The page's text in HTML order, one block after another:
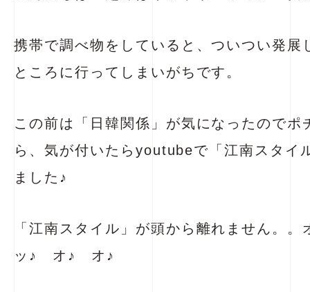
携帯で調べ物をしていると、ついつい発展
ところに行ってしまいがちです。
この前は「日韓関係」が気になったのでポ
ら、気が付いたらyoutubeで「江南スタイ
ました♪
「江南スタイル」が頭から離れません
ッ♪ オ♪ オ♪